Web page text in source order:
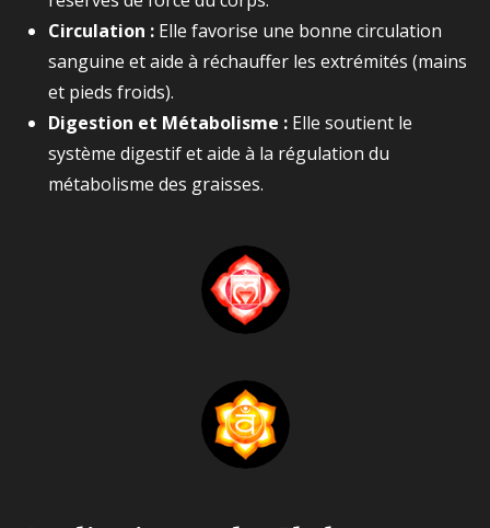
Circulation : Elle favorise une bonne circulation
sanguine et aide à réchauffer les extrémités (mains
et pieds froids).
Digestion et Métabolisme : Elle soutient le
système digestif et aide à la régulation du
métabolisme des graisses.